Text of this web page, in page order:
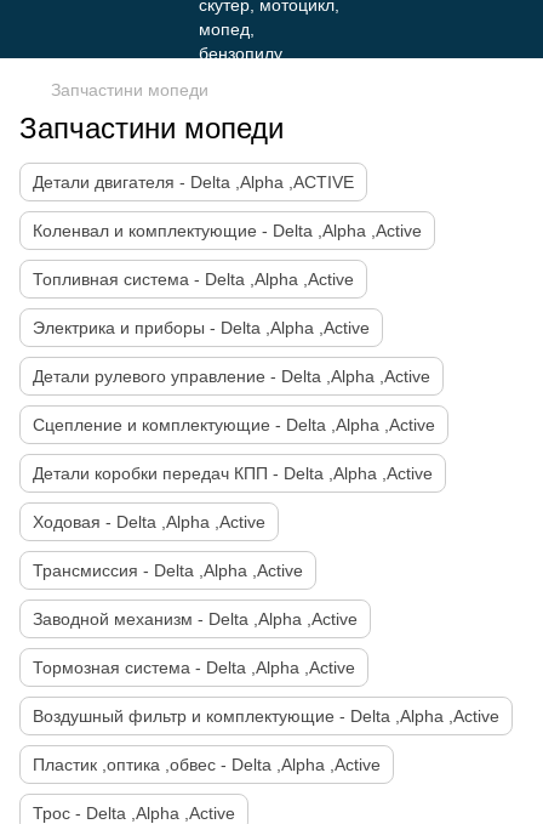
Запчастини мопеди
Запчастини мопеди
Детали двигателя - Delta ,Alpha ,ACTIVE
Коленвал и комплектующие - Delta ,Alpha ,Active
Топливная система - Delta ,Alpha ,Active
Электрика и приборы - Delta ,Alpha ,Active
Детали рулевого управление - Delta ,Alpha ,Active
Сцепление и комплектующие - Delta ,Alpha ,Active
Детали коробки передач КПП - Delta ,Alpha ,Active
Ходовая - Delta ,Alpha ,Active
Трансмиссия - Delta ,Alpha ,Active
Заводной механизм - Delta ,Alpha ,Active
Тормозная система - Delta ,Alpha ,Active
Воздушный фильтр и комплектующие - Delta ,Alpha ,Active
Пластик ,оптика ,обвес - Delta ,Alpha ,Active
Трос - Delta ,Alpha ,Active